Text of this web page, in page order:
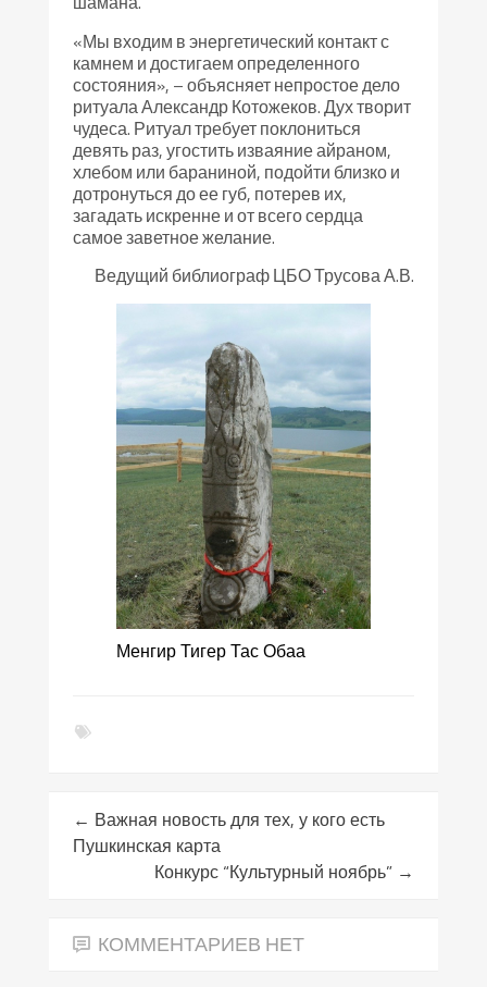
«Мы входим в энергетический контакт с
камнем и достигаем определенного
состояния», – объясняет непростое дело
ритуала Александр Котожеков. Дух творит
чудеса. Ритуал требует поклониться
девять раз, угостить изваяние айраном,
хлебом или бараниной, подойти близко и
дотронуться до ее губ, потерев их,
загадать искренне и от всего сердца
самое заветное желание.
Ведущий библиограф ЦБО Трусова А.В.
Менгир Тигер Тас Обаа
← Важная новость для тех, у кого есть
Пушкинская карта
Конкурс “Культурный ноябрь” →
КОММЕНТАРИЕВ НЕТ